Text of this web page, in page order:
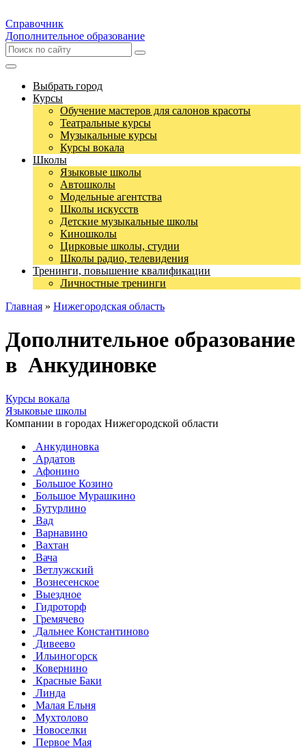
Справочник
Дополнительное образование
Выбрать город
Курсы
Обучение мастеров для салонов красоты
Театральные курсы
Музыкальные курсы
Курсы вокала
Школы
Языковые школы
Автошколы
Модельные агентства
Школы искусств
Детские музыкальные школы
Киношколы
Цирковые школы, студии
Школы радио, телевидения
Тренинги, повышение квалификации
Личностные тренинги
Главная » Нижегородская область
Дополнительное образование
в Анкудиновке
Курсы вокала
Языковые школы
Компании в городах Нижегородской области
Анкудиновка
Ардатов
Афонино
Большое Козино
Большое Мурашкино
Бутурлино
Вад
Варнавино
Вахтан
Вача
Ветлужский
Вознесенское
Выездное
Гидроторф
Гремячево
Дальнее Константиново
Дивеево
Ильиногорск
Ковернино
Красные Баки
Линда
Малая Ельня
Мухтолово
Новоселки
Первое Мая